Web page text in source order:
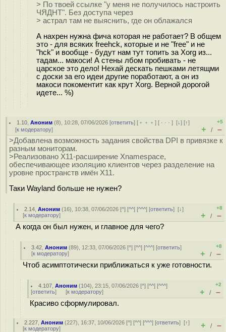
> По твоей ссылке "у меня не получилось настроить
ЧЯДНТ". Без доступа через
> астрал там не выяснить, где он облажался
А нахрен нужна фича которая не работает? В общем
это - для всяких freehck, которые и не "free" и не
"hck" и вообще - будут нам тут топить за Xorg из...
тадам... макоси! А стены лбом пробивать - не
царское это дело! Нехай дескать пешками летящми
с доски за его идеи другие поработают, а он из
макоси покоментит как крут Xorg. Верной дорогой
идете... %)
1.10 ,Аноним (8), 10:28, 07/06/2026 [ответить] [ ﹢﹢﹢] [ · · ·][↓] [↑]
[к модератору]
+5
+ / –
>Добавлена возможность задания свойства DPI в привязке к
разным мониторам.
>Реализовано X11-расширение Xnamespace,
обеспечивающее изоляцию клиентов через разделение на
уровне пространств имён X11.
Таки Wayland больше не нужен?
2.14 ,Аноним (16), 10:38, 07/06/2026 [^] [^^] [^^^] [ответить][↓]
[к модератору]
+8
+ / –
А когда он был нужен, и главное для чего?
3.42 ,Аноним (89), 12:33, 07/06/2026 [^] [^^] [^^^] [ответить]
[к модератору]
+8
+ / –
Чтоб асимптотически приближаться к уже готовности.
4.107 ,Аноним (104), 23:15, 07/06/2026 [^] [^^] [^^^]
[ответить] [к модератору]
+2
+ / –
Красиво сформулировал.
2.227 ,Аноним (227), 16:37, 10/06/2026 [^] [^^] [^^^] [ответить][↑]
[к модератору] + / –